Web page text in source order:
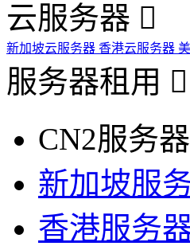
云服务器
新加坡云服务器 香港云服务器
服务器租用
CN2服务器
新加坡服
香港服务